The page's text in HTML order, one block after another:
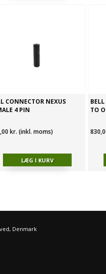
CONNECTOR NEXUS
4 PIN
kr. (inkl. moms)
TO
Denmark